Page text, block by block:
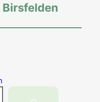
Birsfelden